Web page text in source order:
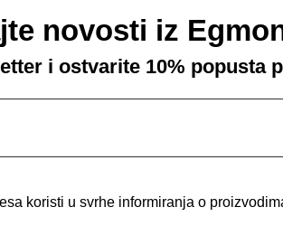
novosti iz
i ostvarite 10% popusta
koristi u svrhe informiranja o